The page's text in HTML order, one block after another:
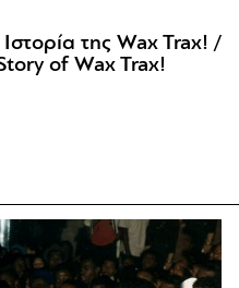
της Wax Trax! /
of Wax Trax!